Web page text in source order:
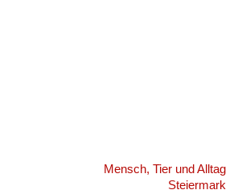
Mensch, Tier und Alltag
Steiermark